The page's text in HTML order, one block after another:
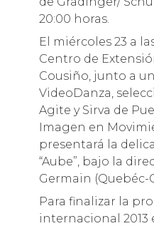
20:00 horas.
El miércoles 23 a
Centro de
Cousiño, junto a
VideoDanza,
Agite y Sirva de
Imagen en
presentará la
“Aube”, bajo la
Germain (Quebéc-
Para finalizar la
internacional 2013